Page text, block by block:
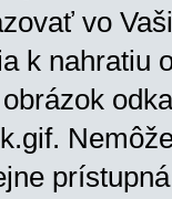
vo
k nahratiu